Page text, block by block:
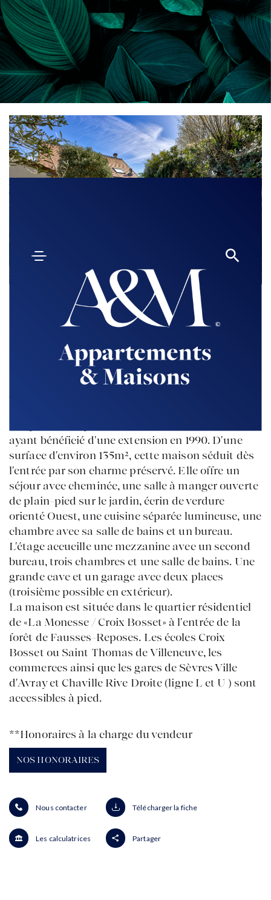
ACHETER
VENDRE
ESTIMER
BIENS VENDUS
LOUER
ÉQUIPE
ACTUALITÉS
AGENCES
Retour à la liste
SEVRES
Monesse
€1 075 000
ayant bénéficié d'une extension en 1990. D'une
surface d'environ 135m², cette maison séduit dès
l'entrée par son charme préservé. Elle offre un
séjour avec cheminée, une salle à manger ouverte
de plain-pied sur le jardin, écrin de verdure
orienté Ouest, une cuisine séparée lumineuse, une
chambre avec sa salle de bains et un bureau.
L'étage accueille une mezzanine avec un second
bureau, trois chambres et une salle de bains. Une
grande cave et un garage avec deux places
(troisième possible en extérieur).
La maison est située dans le quartier résidentiel
de «La Monesse / Croix Bosset» à l'entrée de la
forêt de Fausses-Reposes. Les écoles Croix
Bosset ou Saint Thomas de Villeneuve, les
commerces ainsi que les gares de Sèvres Ville
d'Avray et Chaville Rive Droite (ligne L et U ) sont
accessibles à pied.
**Honoraires à la charge du vendeur
NOS HONORAIRES
Nous contacter
Les calculatrices
Télécharger la fiche
Partager